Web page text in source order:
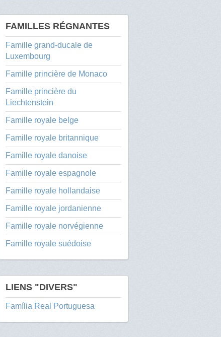
FAMILLES RÉGNANTES
Famille grand-ducale de
Luxembourg
Famille princière de Monaco
Famille princière du
Liechtenstein
Famille royale belge
Famille royale britannique
Famille royale danoise
Famille royale espagnole
Famille royale hollandaise
Famille royale jordanienne
Famille royale norvégienne
Famille royale suédoise
LIENS "DIVERS"
Família Real Portuguesa